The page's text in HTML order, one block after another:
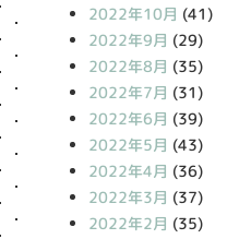
2022年10月 (41)
2022年9月 (29)
2022年8月 (35)
2022年7月 (31)
2022年6月 (39)
2022年5月 (43)
2022年4月 (36)
2022年3月 (37)
2022年2月 (35)